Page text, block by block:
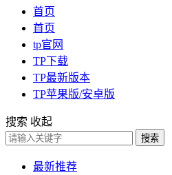
首页
首页
tp官网
TP下载
TP最新版本
TP苹果版/安卓版
搜索 收起
搜索
最新推荐